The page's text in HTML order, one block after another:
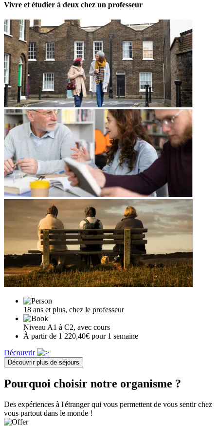
Vivre et étudier à deux chez un professeur
18 ans et plus, chez le professeur
Niveau A1 à C2, avec cours
À partir de 1 220,40€ pour 1 semaine
Découvrir
Découvrir plus de séjours
Pourquoi choisir notre organisme ?
Des expériences à l'étranger qui vous permettent de vous sentir chez
vous partout dans le monde !